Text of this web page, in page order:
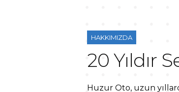
HAKKIMIZDA
20 Yıldır
Huzur Oto, uzun